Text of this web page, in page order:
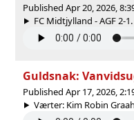
Published Apr 20, 2026,
FC Midtjylland - AGF 2-
Guldsnak:
Published Apr 17, 2026,
Værter: Kim Robin